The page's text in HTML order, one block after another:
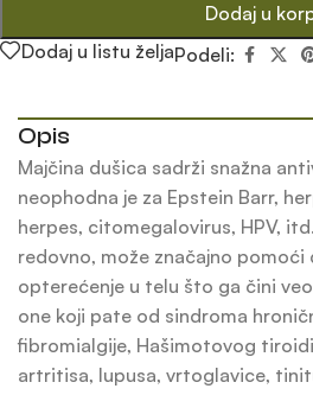
Dodaj u
Dodaj u listu željaPodeli:
Opis
Majčina dušica sadrži snažna
neophodna je za Epstein Barr,
herpes, citomegalovirus, HPV,
redovno, može značajno pomoći
opterećenje u telu što ga čini
one koji pate od sindroma
fibromialgije, Hašimotovog
artritisa, lupusa, vrtoglavice,